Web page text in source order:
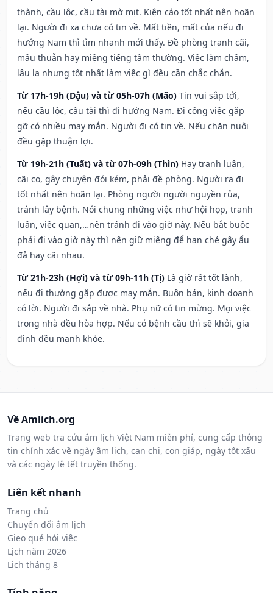
thành, cầu lộc, cầu tài mờ mịt. Kiện cáo tốt nhất nên hoãn
lại. Người đi xa chưa có tin về. Mất tiền, mất của nếu đi
hướng Nam thì tìm nhanh mới thấy. Đề phòng tranh cãi,
mâu thuẫn hay miệng tiếng tầm thường. Việc làm chậm,
lâu la nhưng tốt nhất làm việc gì đều cần chắc chắn.
Từ 17h-19h (Dậu) và từ 05h-07h (Mão) Tin vui sắp tới,
nếu cầu lộc, cầu tài thì đi hướng Nam. Đi công việc gặp
gỡ có nhiều may mắn. Người đi có tin về. Nếu chăn nuôi
đều gặp thuận lợi.
Từ 19h-21h (Tuất) và từ 07h-09h (Thìn) Hay tranh luận,
cãi cọ, gây chuyện đói kém, phải đề phòng. Người ra đi
tốt nhất nên hoãn lại. Phòng người người nguyền rủa,
tránh lây bệnh. Nói chung những việc như hội họp, tranh
luận, việc quan,…nên tránh đi vào giờ này. Nếu bắt buộc
phải đi vào giờ này thì nên giữ miệng để hạn ché gây ẩu
đả hay cãi nhau.
Từ 21h-23h (Hợi) và từ 09h-11h (Tị) Là giờ rất tốt lành,
nếu đi thường gặp được may mắn. Buôn bán, kinh doanh
có lời. Người đi sắp về nhà. Phụ nữ có tin mừng. Mọi việc
trong nhà đều hòa hợp. Nếu có bệnh cầu thì sẽ khỏi, gia
đình đều mạnh khỏe.
Về Amlich.org
Trang web tra cứu âm lịch Việt Nam miễn phí, cung cấp thông
tin chính xác về ngày âm lịch, can chi, con giáp, ngày tốt xấu
và các ngày lễ tết truyền thống.
Liên kết nhanh
Trang chủ
Chuyển đổi âm lịch
Gieo quẻ hỏi việc
Lịch năm 2026
Lịch tháng 8